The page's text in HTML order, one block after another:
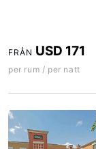
FRÅN USD 171
per rum / per natt